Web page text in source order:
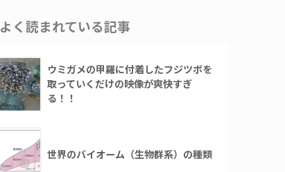
よく読まれている記事
ウミガメの甲羅に付着したフジツボを
取っていくだけの映像が爽快すぎ
る！！
世界のバイオーム（生物群系）の種類